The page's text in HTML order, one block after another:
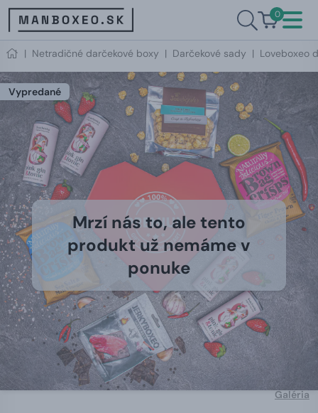
0
| Netradičné darčekové boxy | Darčekové sady | Loveboxeo
Vypredané
Mrzí nás to, ale tento
produkt už nemáme v
ponuke
Galéria